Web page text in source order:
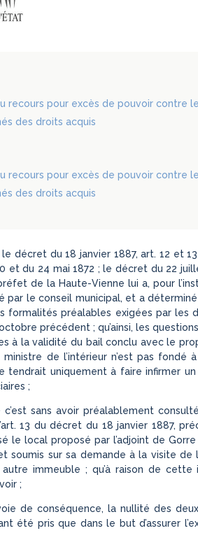
recours pour excès de pouvoir contre
des droits acquis
recours pour excès de pouvoir contre
des droits acquis
décret du 18 janvier 1887, art. 12 et
et du 24 mai 1872 ; le décret du 22
de la Haute-Vienne lui a, pour
le conseil municipal, et a déterminé
formalités préalables exigées par les
précédent ; qu’ainsi, les
à la validité du bail conclu avec le
de l’intérieur n’est pas fondé
tendrait uniquement à faire infirmer
;
sans avoir préalablement
13 du décret du 18 janvier 1887,
le local proposé par l’adjoint de Gorre
soumis sur sa demande à la visite de
autre immeuble ; qu’à raison de cette
;
de conséquence, la nullité des
été pris que dans le but d’assurer